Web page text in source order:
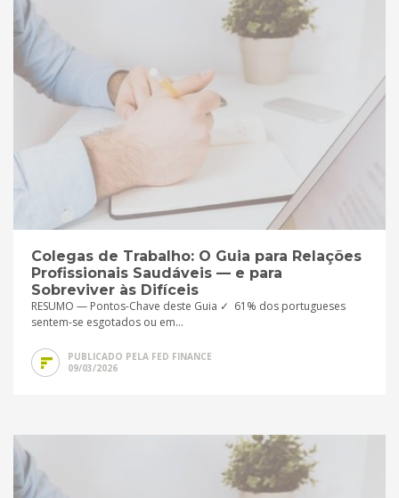
Colegas de Trabalho: O Guia para Relações
Profissionais Saudáveis — e para
Sobreviver às Difíceis
RESUMO — Pontos-Chave deste Guia ✓ 61% dos portugueses
sentem-se esgotados ou em...
PUBLICADO PELA FED FINANCE
09/03/2026